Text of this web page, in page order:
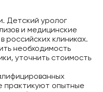
Детский уролог
и медицинские
российских клиниках.
необходимость
уточнить стоимость
практикуют опытные